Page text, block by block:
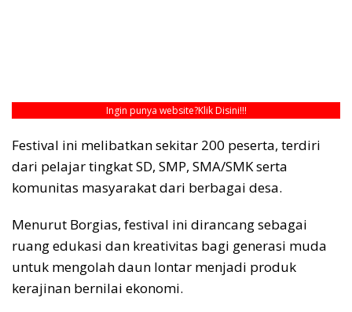
Ingin punya website?Klik Disini!!!
Festival ini melibatkan sekitar 200 peserta, terdiri
dari pelajar tingkat SD, SMP, SMA/SMK serta
komunitas masyarakat dari berbagai desa.
Menurut Borgias, festival ini dirancang sebagai
ruang edukasi dan kreativitas bagi generasi muda
untuk mengolah daun lontar menjadi produk
kerajinan bernilai ekonomi.